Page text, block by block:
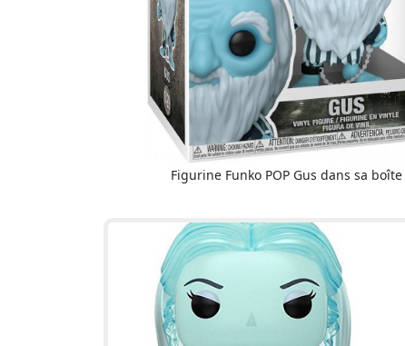
Figurine Funko POP Gus dans sa boîte